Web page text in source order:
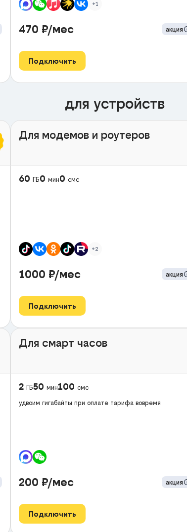
+1
470 ₽/мес акция
Подключить
для устройств
Для модемов и роутеров
60 ГБ0 мин0 смс
+2
1000 ₽/мес акция
Подключить
Для смарт часов
2 ГБ50 мин100 смс
удвоим гигабайты при оплате тарифа вовремя
200 ₽/мес акция
Подключить